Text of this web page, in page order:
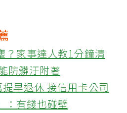
？家事達人教1分鐘清
防髒汙附著
早退休 接信用卡公司
：有錢也碰壁